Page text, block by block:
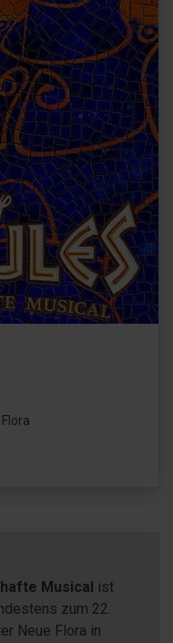
Musical ist
zum 22.
Neue Flora in